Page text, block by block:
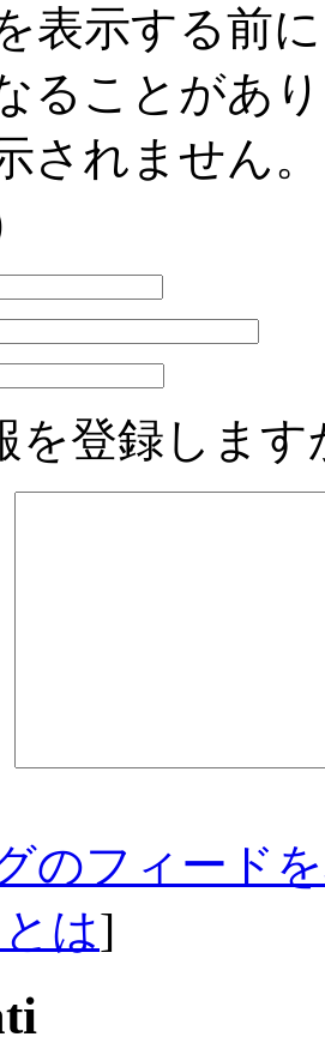
表示する前
ることがあ
されません
を登録します
のフィード
は]